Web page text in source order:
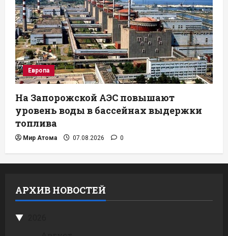
Европа
На Запорожской АЭС повышают
уровень воды в бассейнах выдержки
топлива
Мир Атома 07.08.2026 0
АРХИВ НОВОСТЕЙ